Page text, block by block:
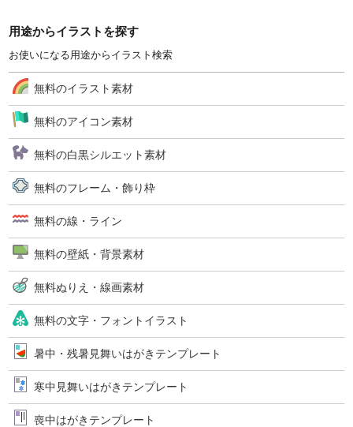
用途からイラストを探す
お使いになる用途からイラスト検索
無料のイラスト素材
無料のアイコン素材
無料の白黒シルエット素材
無料のフレーム・飾り枠
無料の線・ライン
無料の壁紙・背景素材
無料ぬりえ・線画素材
無料の文字・フォントイラスト
暑中・残暑見舞いはがきテンプレート
寒中見舞いはがきテンプレート
喪中はがきテンプレート